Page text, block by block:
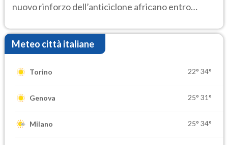
nuovo rinforzo dell’anticiclone africano entro
Meteo città italiane
Torino 22° 34°
Genova 25° 31°
Milano 25° 34°